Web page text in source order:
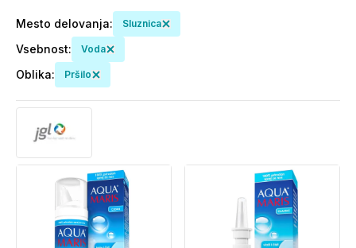
Mesto delovanja: Sluznica
Vsebnost: Voda
Oblika: Pršilo